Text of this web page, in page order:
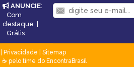
ANUNCIE:
Com
destaque |
Grátis
Privacidade
Sitemap
pelo time do EncontraBrasil